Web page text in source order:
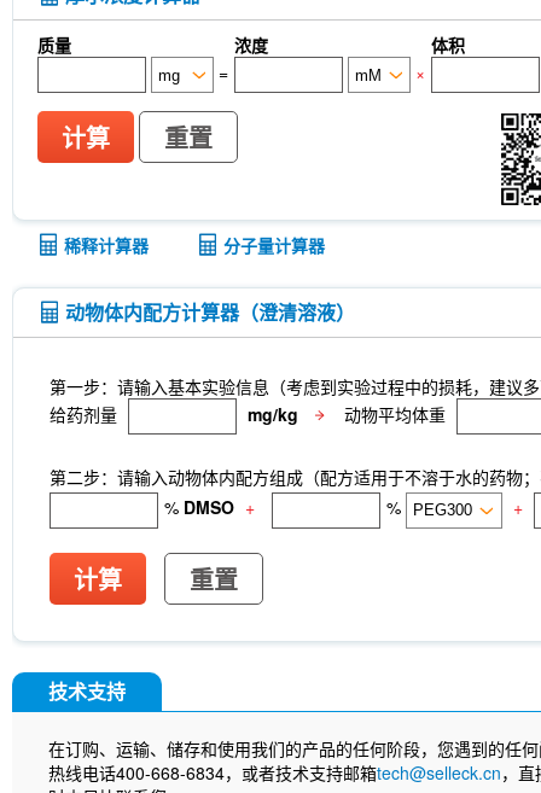
质量 浓度
体积
=
×
计算 重置
稀释计算器 分子量计算器
动物体内配方计算器（澄清溶液）
第一步：请输入基本实验信息（考虑到实验过程中的损耗，建议
给药剂量
mg/kg 动物平均体重
第二步：请输入动物体内配方组成（配方适用于不溶于水的药物
% DMSO + % +
计算 重置
技术支持
在订购、运输、储存和使用我们的产品的任何阶段，您遇到的任
热线电话400-668-6834，或者技术支持邮箱tech@selleck.cn，